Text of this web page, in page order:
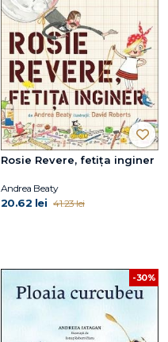
Rosie Revere, fetița inginer
Andrea Beaty
20.62 lei 41.23 lei
-30%